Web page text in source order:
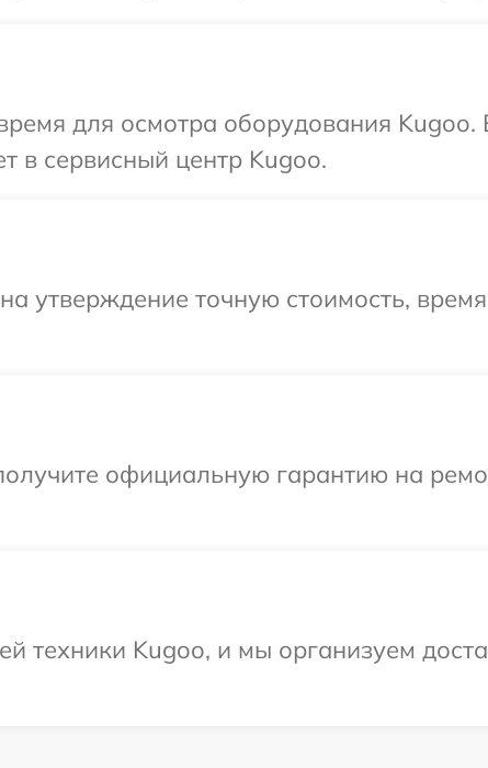
для осмотра оборудования
в сервисный центр Kugoo.
утверждение точную стоимость,
официальную гарантию на
техники Kugoo, и мы организуем